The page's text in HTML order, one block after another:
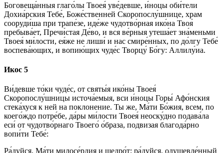
Боговеща́нныя гла­го́­лы Твоея́ уве́девше, и́ноцы оби́­те­ли
Дохиа́рския Те­бе́, Боже́ственней Скоропослу́шнице, храм
сооруди́ша при трапе́зе, иде́­же чудотво́рная ико́­на Твоя́
пребыва́ет, Пре­чи́с­тая Де́­во, и вся ве́р­ныя утеша́ет зна́­мень­ми
Твоея́ ми́­лос­ти, ея́­же не лиши́ и нас смире́нных, по до́лгу Те­бе́
воспева́ющих, и во­пию́­щих чу­де́с Твор­цу́ Бо́­гу: Алли­лу́иа.
Икос 5
Ви́­дев­ше то́­ки чу­де́с, от свя­ты́я ико́­ны Твоея́
Скоропослу́шницы источа́емыя, вси и́ноцы Горы́ Афо́нския
стека́хуся к ней на по­кло­не­ние. Ты же, Ма́­ти Бо́­жия, всем, по
коего́ждо потре́бе, да́ры ми́­лос­ти Твоея́ не­ос­ку́д­но подава́ла
еси́ от чудотво́рнаго Тво­его́ о́браза, под­ви­зая бла­го­да́р­но
вопи́ти Те­бе́:
Ра́­дуй­ся, Ма́­ти ми­ло­се́р­дия и щед­ро́т; ра́­дуй­ся, оду­шев­ле́н­ный